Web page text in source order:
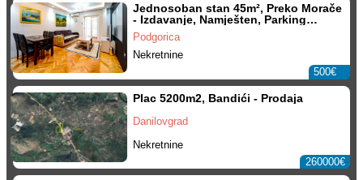
Jednosoban stan 45m², Preko Morače
- Izdavanje, Namješten, Parking
mjesto
Podgorica
Nekretnine
500€
Plac 5200m2, Bandići - Prodaja
Danilovgrad
Nekretnine
260000€